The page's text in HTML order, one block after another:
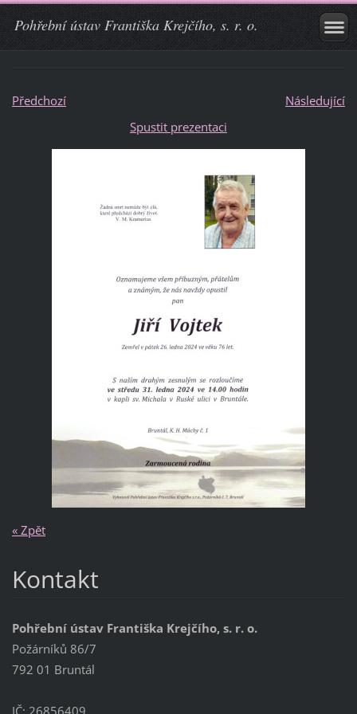
Pohřební ústav Františka Krejčího, s. r. o.
Předchozí
Následující
Spustit prezentaci
« Zpět
Kontakt
Pohřební ústav Františka Krejčího, s. r. o.
Požárníků 86/7
792 01 Bruntál
IČ: 26856409